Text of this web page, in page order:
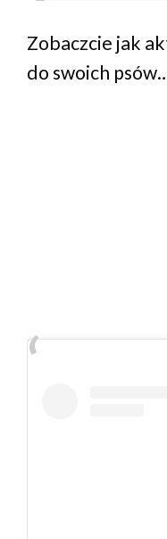
Zobaczcie jak
do swoich